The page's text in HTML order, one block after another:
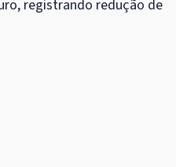
registrando redução de